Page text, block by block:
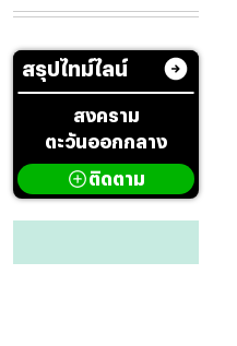
สรุปไทม์ไลน์
สงคราม
ตะวันออกกลาง
ติดตาม